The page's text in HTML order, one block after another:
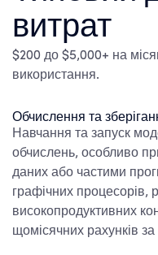
витрат
$200 до $5,000+ на
використання.
Обчислення та
Навчання та запуск
обчислень, особливо
даних або частими
графічних процесорів,
високопродуктивних
щомісячних рахунків за